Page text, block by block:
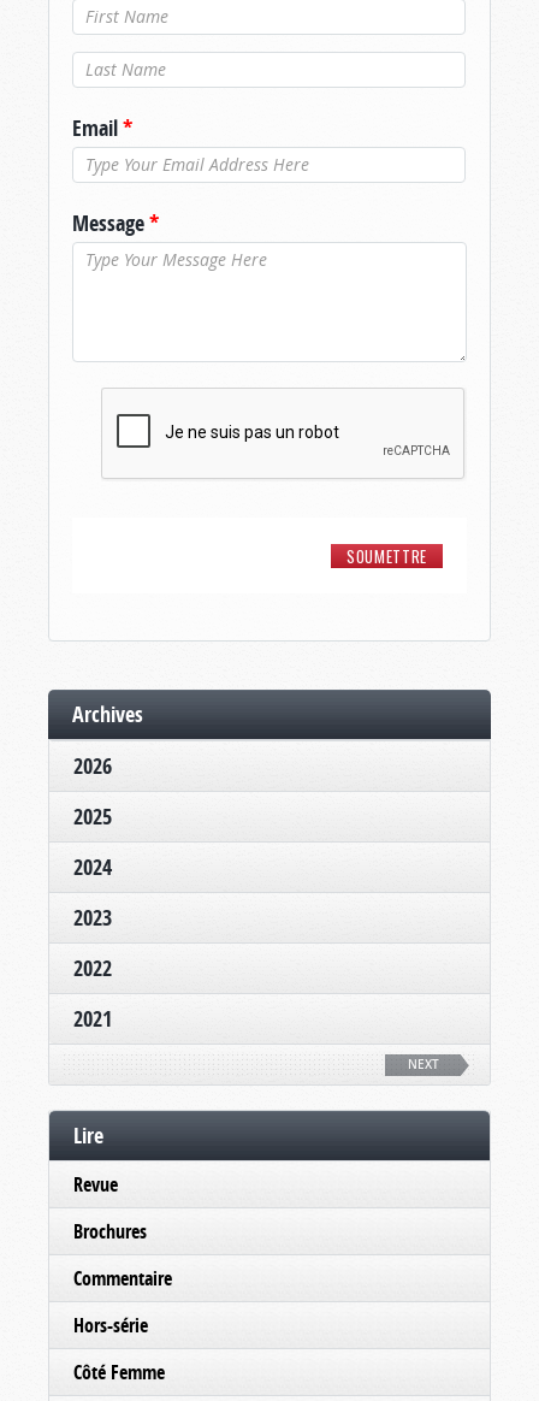
Nom de
famille*
Email*
Message*
Archives
2026
2025
2024
2023
2022
2021
NEXT
Lire
Revue
Brochures
Commentaire
Hors-série
Côté Femme